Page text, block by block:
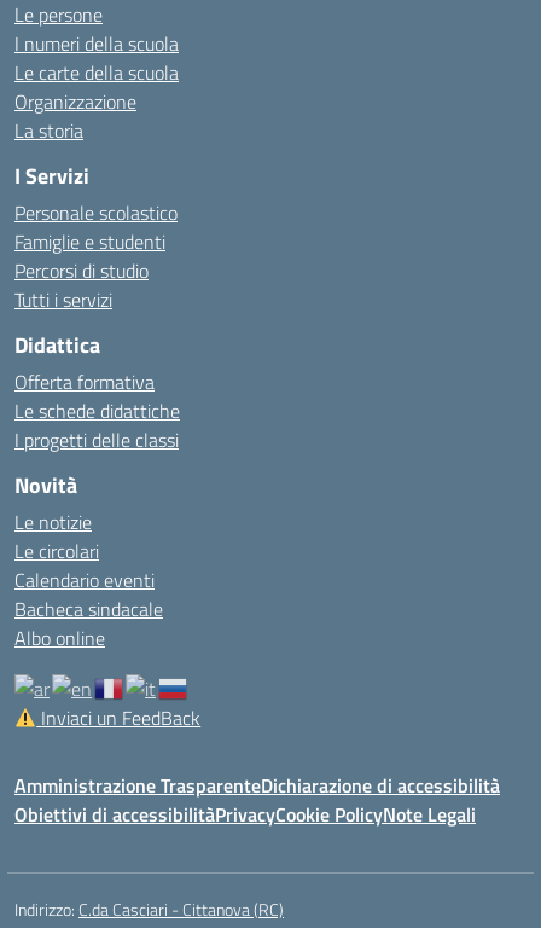
Le persone
I numeri della scuola
Le carte della scuola
Organizzazione
La storia
I Servizi
Personale scolastico
Famiglie e studenti
Percorsi di studio
Tutti i servizi
Didattica
Offerta formativa
Le schede didattiche
I progetti delle classi
Novità
Le notizie
Le circolari
Calendario eventi
Bacheca sindacale
Albo online
Inviaci un FeedBack
Amministrazione TrasparenteDichiarazione di accessibilità
Obiettivi di accessibilitàPrivacyCookie PolicyNote Legali
Indirizzo: C.da Casciari - Cittanova (RC)